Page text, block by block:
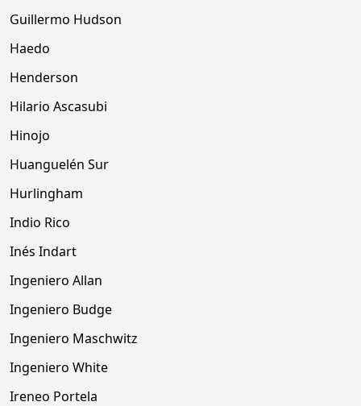
Guillermo Hudson
Haedo
Henderson
Hilario Ascasubi
Hinojo
Huanguelén Sur
Hurlingham
Indio Rico
Inés Indart
Ingeniero Allan
Ingeniero Budge
Ingeniero Maschwitz
Ingeniero White
Ireneo Portela